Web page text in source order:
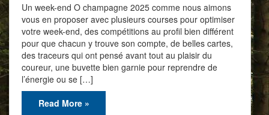
Un week-end O champagne 2025 comme nous aimons
vous en proposer avec plusieurs courses pour optimiser
votre week-end, des compétitions au profil bien différent
pour que chacun y trouve son compte, de belles cartes,
des traceurs qui ont pensé avant tout au plaisir du
coureur, une buvette bien garnie pour reprendre de
l’énergie ou se […]
Read More »